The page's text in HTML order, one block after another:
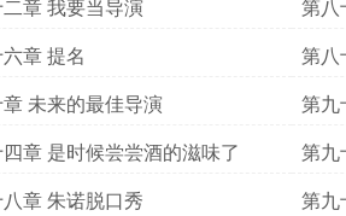
章 我要当导演 第八
章 提名 第八
未来的最佳导演 第九
章 是时候尝尝酒的滋味了 第九
章 朱诺脱口秀 第九